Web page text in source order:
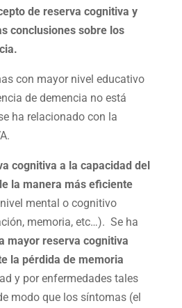
de reserva cognitiva y
conclusiones sobre los
con mayor nivel educativo
de demencia no está
ha relacionado con la
cognitiva a la capacidad del
la manera más eficiente
mental o cognitivo
memoria, etc…). Se ha
mayor reserva cognitiva
la pérdida de memoria
y por enfermedades tales
modo que los síntomas (el